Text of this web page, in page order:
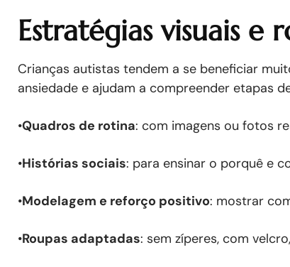
Estratégias visuais e
Crianças autistas tendem a se beneficiar
ansiedade e ajudam a compreender etapas
•Quadros de rotina: com imagens ou fotos
•Histórias sociais: para ensinar o porquê e
•Modelagem e reforço positivo: mostrar
•Roupas adaptadas: sem zíperes, com